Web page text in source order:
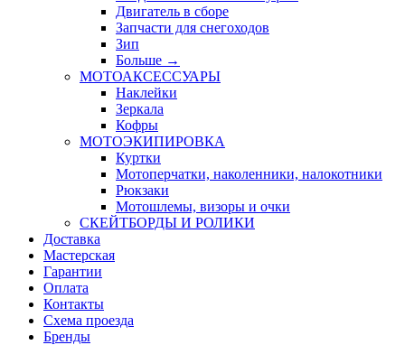
Двигатель в сборе
Запчасти для снегоходов
Зип
Больше →
МОТОАКСЕССУАРЫ
Наклейки
Зеркала
Кофры
МОТОЭКИПИРОВКА
Куртки
Мотоперчатки, наколенники, налокотники
Рюкзаки
Мотошлемы, визоры и очки
СКЕЙТБОРДЫ И РОЛИКИ
Доставка
Мастерская
Гарантии
Оплата
Контакты
Схема проезда
Бренды